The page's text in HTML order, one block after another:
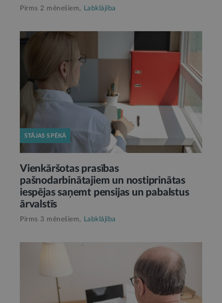
Pirms 2 mēnešiem, Labklājība
STĀJAS SPĒKĀ
Vienkāršotas prasības
pašnodarbinātajiem un nostiprinātas
iespējas saņemt pensijas un pabalstus
ārvalstīs
Pirms 3 mēnešiem, Labklājība